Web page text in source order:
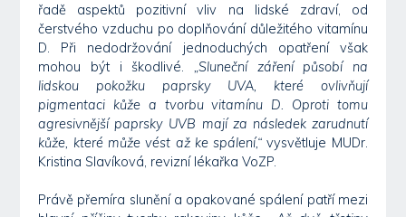
řadě aspektů pozitivní vliv na lidské zdraví, od
čerstvého vzduchu po doplňování důležitého vitamínu
D. Při nedodržování jednoduchých opatření však
mohou být i škodlivé.
„Sluneční záření působí na
lidskou pokožku paprsky UVA, které ovlivňují
pigmentaci kůže a tvorbu vitamínu D. Oproti tomu
agresivnější paprsky UVB mají za následek zarudnutí
kůže, které může vést až ke spálení,“ vysvětluje MUDr.
Kristina Slavíková, revizní lékařka VoZP.
Právě přemíra slunění a opakované spálení patří mezi